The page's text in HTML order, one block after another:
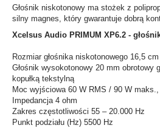
Głośnik niskotonowy ma stożek z
silny magnes, który gwarantuje dobrą
Xcelsus Audio PRIMUM XP6.2 -
Rozmiar głośnika niskotonowego 16,5 cm
Głośnik wysokotonowy 20 mm obrotowy
kopułką tekstylną
Moc wyjściowa 60 W RMS / 90 W
Impedancja 4 ohm
Zakres częstotliwości 55 – 20.000 Hz
Punkt podziału (Hz) 5500 Hz